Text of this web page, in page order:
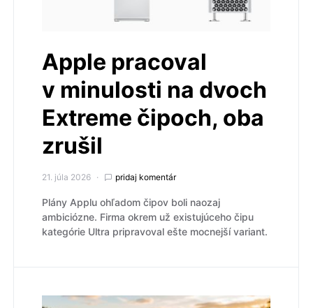
Apple pracoval
v minulosti na dvoch
Extreme čipoch, oba
zrušil
21. júla 2026 pridaj komentár
Plány Applu ohľadom čipov boli naozaj
ambiciózne. Firma okrem už existujúceho čipu
kategórie Ultra pripravoval ešte mocnejší variant.